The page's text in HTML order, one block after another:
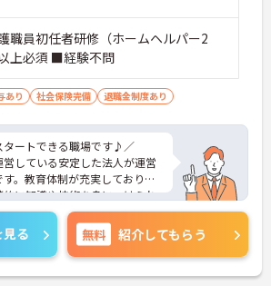
介護ができる♪
支えるやりがいのあるお仕事
援にも対応
企画や実施
り向き合う介護を実践できま
く安心して働ける♪
制度が整っています。
職員初任者研修（ホームヘルパー2
上必須 ■経験不問
あり 社会保険完備 退職金制度あり
タートできる職場です♪／
している安定した法人が運営
。教育体制が充実しており、
に知識や技術を身につけられ
また、資格取得支援制度も整
がらスキルアップを目指せま
分」や育児休業・介護休業、
も充実しており、長く安定し
すめの求人です！
る 無料 紹介してもらう